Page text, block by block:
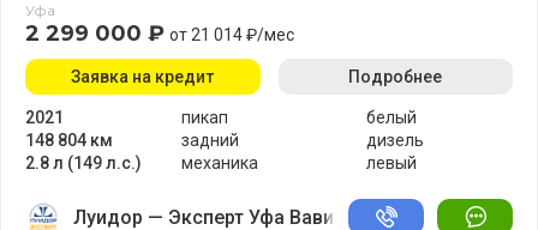
Уфа
2 299 000 ₽ от 21 014 ₽/мес
2021
148 804 км
2.8 л (149 л.с.)
пикап
задний
механика
белый
дизель
левый
Заявка на кредит Подробнее
Луидор — Эксперт Уфа Вавилово